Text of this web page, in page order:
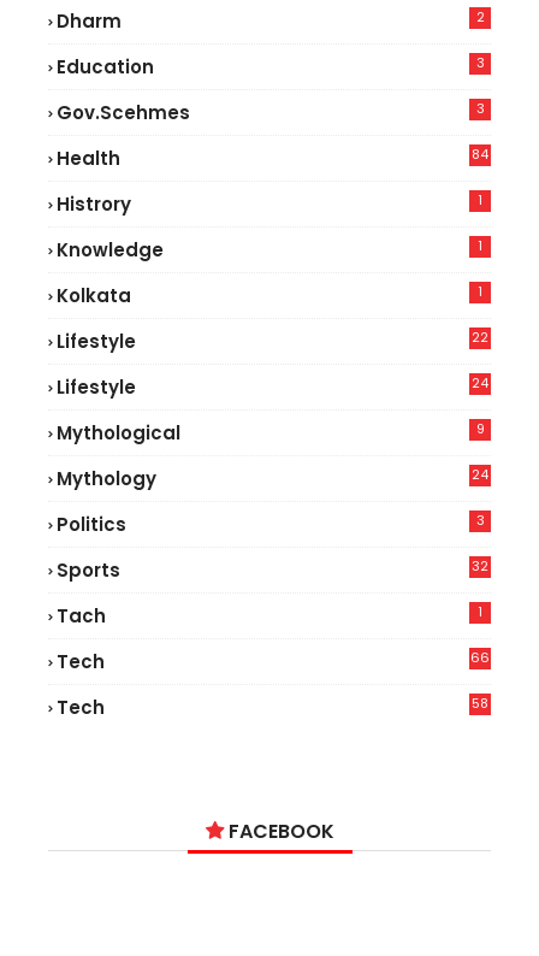
Dharm 2
Education 3
Gov.scehmes 3
Health
84
Histrory 1
Knowledge 1
Kolkata 1
Lifestyle
22
Lifestyle
24
Mythological 9
Mythology 24
Politics 3
Sports 32
Tach 1
Tech
66
Tech
58
FACEBOOK